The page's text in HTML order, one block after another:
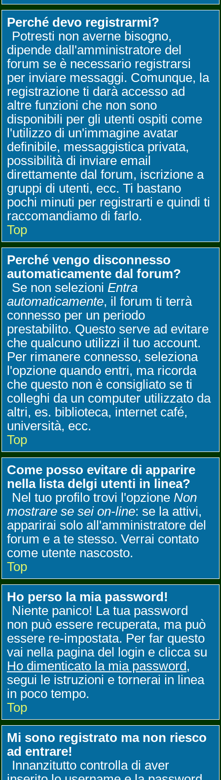
Perché devo registrarmi?
Potresti non averne bisogno,
dipende dall'amministratore del
forum se è necessario registrarsi
per inviare messaggi. Comunque, la
registrazione ti darà accesso ad
altre funzioni che non sono
disponibili per gli utenti ospiti come
l'utilizzo di un'immagine avatar
definibile, messaggistica privata,
possibilità di inviare email
direttamente dal forum, iscrizione a
gruppi di utenti, ecc. Ti bastano
pochi minuti per registrarti e quindi ti
raccomandiamo di farlo.
Top
Perché vengo disconnesso
automaticamente dal forum?
Se non selezioni Entra
automaticamente, il forum ti terrà
connesso per un periodo
prestabilito. Questo serve ad evitare
che qualcuno utilizzi il tuo account.
Per rimanere connesso, seleziona
l'opzione quando entri, ma ricorda
che questo non è consigliato se ti
colleghi da un computer utilizzato da
altri, es. biblioteca, internet café,
università, ecc.
Top
Come posso evitare di apparire
nella lista delgi utenti in linea?
Nel tuo profilo trovi l'opzione Non
mostrare se sei on-line: se la attivi,
apparirai solo all'amministratore del
forum e a te stesso. Verrai contato
come utente nascosto.
Top
Ho perso la mia password!
Niente panico! La tua password
non può essere recuperata, ma può
essere re-impostata. Per far questo
vai nella pagina del login e clicca su
Ho dimenticato la mia password,
segui le istruzioni e tornerai in linea
in poco tempo.
Top
Mi sono registrato ma non riesco
ad entrare!
Innanzitutto controlla di aver